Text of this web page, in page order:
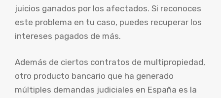
juicios ganados por los afectados. Si reconoces
este problema en tu caso, puedes recuperar los
intereses pagados de más.
Además de ciertos contratos de multipropiedad,
otro producto bancario que ha generado
múltiples demandas judiciales en España es la